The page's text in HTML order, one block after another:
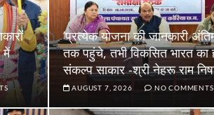
में
’प्रत्येक योजना की जानकारी
तक पहुंचे, तभी विकसित भारत का
संकल्प साकार -श्री नेहरू राम
AUGUST 7, 2026 NO COMMENTS